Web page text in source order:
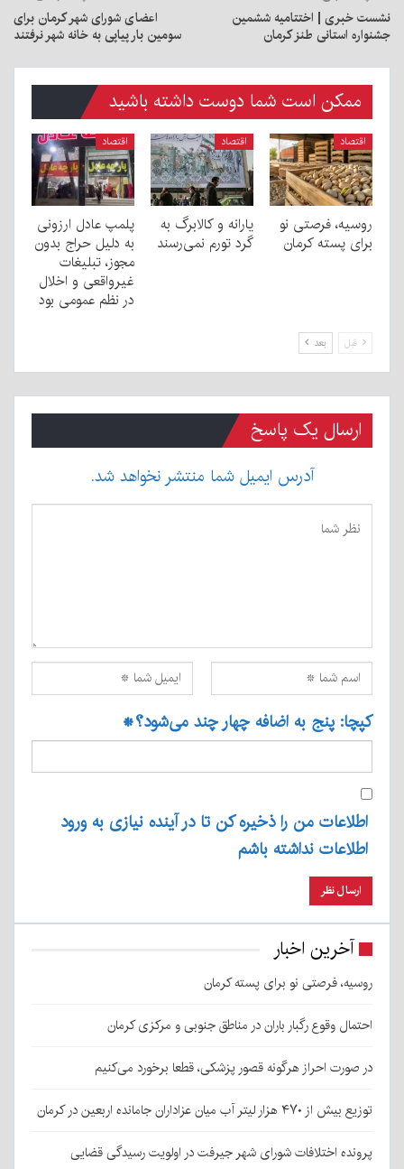
نشست خبری | اختتامیه ششمین
جشنواره استانی طنز کرمان
اعضای شورای شهر کرمان برای
سومین بار پیاپی به خانه شهر نرفتند
ممکن است شما دوست داشته باشید
اقتصاد
روسیه، فرصتی نو
برای پسته کرمان
اقتصاد
یارانه و کالابرگ به
گرد تورم نمی‌رسند
اقتصاد
پلمپ عادل ارزونی
به دليل حراج بدون
مجوز، تبليغات
غیرواقعی و اخلال
در نظم عمومی بود
قبل بعد
ارسال یک پاسخ
آدرس ایمیل شما منتشر نخواهد شد.
کپچا: پنج به اضافه چهار چند می‌شود؟*
اطلاعات من را ذخیره کن تا در آینده نیازی به ورود
اطلاعات نداشته باشم
آخرین اخبار
روسیه، فرصتی نو برای پسته کرمان
احتمال وقوع رگبار باران در مناطق جنوبی و مرکزی کرمان
در صورت احراز هرگونه قصور پزشکی، قطعا برخورد می‌کنیم
توزیع بیش از ۴۷۰ هزار لیتر آب میان عزاداران جامانده اربعین در کرمان
پرونده اختلافات شورای شهر جیرفت در اولویت رسیدگی قضایی